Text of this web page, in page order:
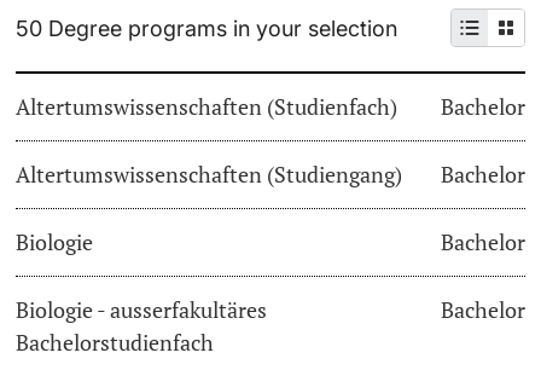
PhD Candidates
Donors & Alumni
Informations, Events & Get a Taste
Student Advice Center
Academic Advice
In My Studies
Continuing Education
University
50 Degree programs in your selection
Altertumswissenschaften (Studienfach) Bachelor
Altertumswissenschaften (Studiengang) Bachelor
Biologie Bachelor
Biologie - ausserfakultäres
Bachelorstudienfach
Bachelor